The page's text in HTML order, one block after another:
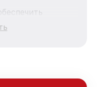
для
MSI, вне